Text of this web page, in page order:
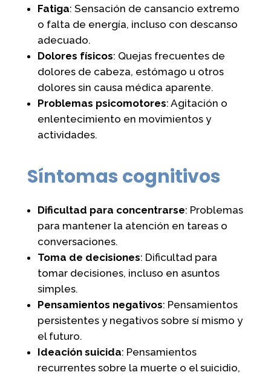
Fatiga: Sensación de cansancio extremo
o falta de energía, incluso con descanso
adecuado.
Dolores físicos: Quejas frecuentes de
dolores de cabeza, estómago u otros
dolores sin causa médica aparente.
Problemas psicomotores: Agitación o
enlentecimiento en movimientos y
actividades.
Síntomas cognitivos
Dificultad para concentrarse: Problemas
para mantener la atención en tareas o
conversaciones.
Toma de decisiones: Dificultad para
tomar decisiones, incluso en asuntos
simples.
Pensamientos negativos: Pensamientos
persistentes y negativos sobre sí mismo y
el futuro.
Ideación suicida: Pensamientos
recurrentes sobre la muerte o el suicidio,